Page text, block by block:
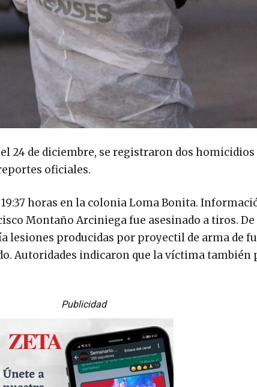
24 de diciembre, se registraron dos
oficiales.
horas en la colonia Loma Bonita.
Montaño Arciniega fue asesinado a tiros. De
lesiones producidas por proyectil de arma de
Autoridades indicaron que la víctima también
Publicidad